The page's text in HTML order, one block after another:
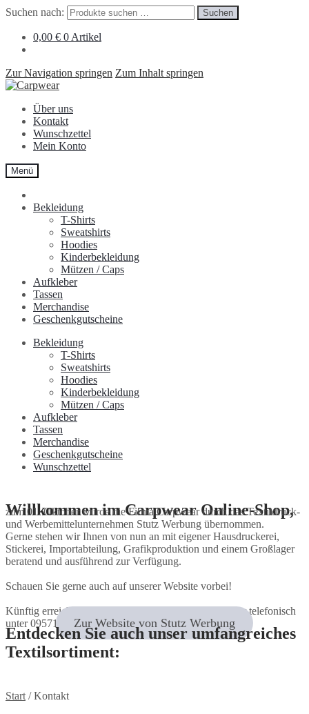
Suchen nach: Suchen
0,00 € 0 Artikel
Zur Navigation springen Zum Inhalt springen
Über uns
Kontakt
Wunschzettel
Mein Konto
Menü
Bekleidung
T-Shirts
Sweatshirts
Hoodies
Kinderbekleidung
Mützen / Caps
Aufkleber
Tassen
Merchandise
Geschenkgutscheine
Bekleidung
T-Shirts
Sweatshirts
Hoodies
Kinderbekleidung
Mützen / Caps
Aufkleber
Tassen
Merchandise
Geschenkgutscheine
Wunschzettel
Willkommen im Carpwear Online-Shop,
zum 01. Oktober wurde die Firma Carpwear durch das Textildruck-
und Werbemittelunternehmen Stutz Werbung übernommen.
Gerne stehen wir Ihnen von nun an mit eigener Hausdruckerei,
Stickerei, Importabteilung, Grafikproduktion und einem Großlager
beratend und ausführend zur Verfügung.
Schauen Sie gerne auch auf unserer Website vorbei!
Künftig erreichen Sie uns unter info@carpwear.de oder telefonisch
unter 09571 / 9 47 90 47Zur Website von Stutz Werbung
Entdecken Sie auch unser umfangreiches
Textilsortiment:
Start /Kontakt